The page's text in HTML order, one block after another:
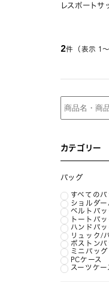
レスポートサ
2件（表示 1〜
カテゴリー
バッグ
すべての
ショルダ
ベルトバ
トートバ
ハンドバ
リュック/
ボストン
ミニバッグ
PCケース
スーツケー